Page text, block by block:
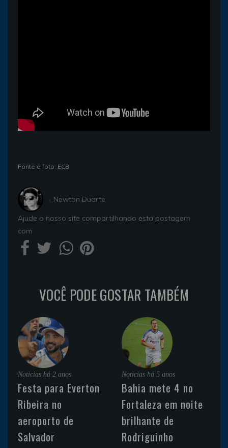
Fonte e foto: ECB
- Newton Duarte
Ajude o nosso site compartilhando esta postagem
com
VOCÊ PODE GOSTAR TAMBÉM
Noticias há 2 anos
Festa para Everton
Ribeira no
aeroporto de
Salvador
Noticias há 5 anos
Bahia mete 4 no
Fortaleza em noite
brilhante de
Rodriguinho